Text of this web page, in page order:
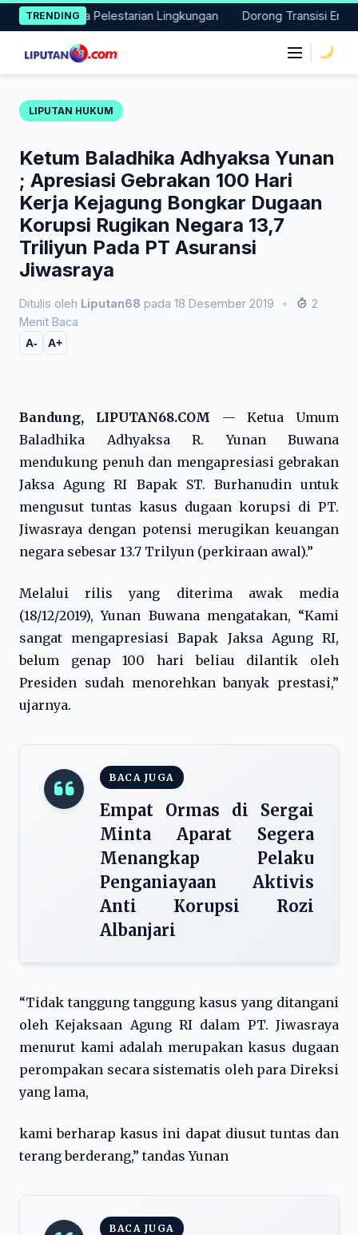
Skip
to
content
TRENDING
Nyata Pelestarian Lingkungan Dorong Transisi Energi di
LIPUTAN HUKUM
Ketum Baladhika Adhyaksa Yunan
; Apresiasi Gebrakan 100 Hari
Kerja Kejagung Bongkar Dugaan
Korupsi Rugikan Negara 13,7
Triliyun Pada PT Asuransi
Jiwasraya
Ditulis oleh Liputan68 pada 18 Desember 2019 •
2
Menit Baca
A- A+
Bandung, LIPUTAN68.COM — Ketua Umum
Baladhika Adhyaksa R. Yunan Buwana
mendukung penuh dan mengapresiasi gebrakan
Jaksa Agung RI Bapak ST. Burhanudin untuk
mengusut tuntas kasus dugaan korupsi di PT.
Jiwasraya dengan potensi merugikan keuangan
negara sebesar 13.7 Trilyun (perkiraan awal).”
Melalui rilis yang diterima awak media
(18/12/2019), Yunan Buwana mengatakan, “Kami
sangat mengapresiasi Bapak Jaksa Agung RI,
belum genap 100 hari beliau dilantik oleh
Presiden sudah menorehkan banyak prestasi,”
ujarnya.
BACA JUGA
Empat Ormas di Sergai
Minta Aparat Segera
Menangkap Pelaku
Penganiayaan Aktivis
Anti Korupsi Rozi
Albanjari
“Tidak tanggung tanggung kasus yang ditangani
oleh Kejaksaan Agung RI dalam PT. Jiwasraya
menurut kami adalah merupakan kasus dugaan
perompakan secara sistematis oleh para Direksi
yang lama,
kami berharap kasus ini dapat diusut tuntas dan
terang berderang,” tandas Yunan
BACA JUGA